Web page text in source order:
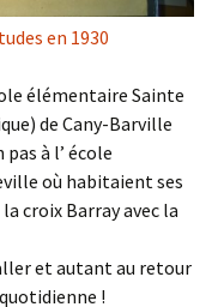
en 1930
élémentaire Sainte
de Cany-Barville
à l’ école
où habitaient ses
croix Barray avec la
et autant au retour
!